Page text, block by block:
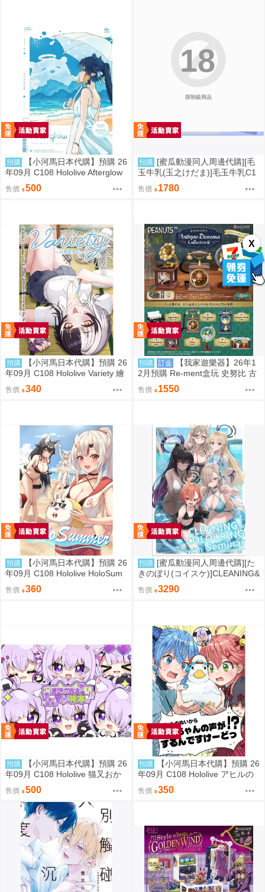
X
預購
【小河馬日本代購】預購 26
年09月 C108 Hololive Afterglow
繪師:カノチ
售價 500
限制級商品
18
預購 [蜜瓜動漫同人周邊代購][毛
玉牛乳(玉之けだま)]毛玉牛乳C1
08新刊セット(同人誌)
售價 1780
預購
【小河馬日本代購】預購 26
年09月 C108 Hololive Variety 繪
師:Syun
售價 340
預購 訂金
【我家遊樂器】26年1
2月預購 Re-ment盒玩 史努比 古
董立體場景2
售價 1550
預購
【小河馬日本代購】預購 26
年09月 C108 Hololive HoloSum
mer 繪師:李神の落書き場
售價 360
預購 [蜜瓜動漫同人周邊代購][た
きのぼり(コイスケ)]CLEANING&
COLOURING with Seminar メ
ロンブックス新刊セット【メロ
軸特典版)(同人誌)
售價 3290
預購
【小河馬日本代購】預購 26
年09月 C108 Hololive 猫又おか
ゆのMOGUMOGUマジ神本 繪
師:むーらん 神岡ちろる
售價 500
預購
【小河馬日本代購】預購 26
年09月 C108 Hololive アヒルの
ぬいからスバちゃんの声がする
んですけーどっ 繪師:MALINO
售價 350